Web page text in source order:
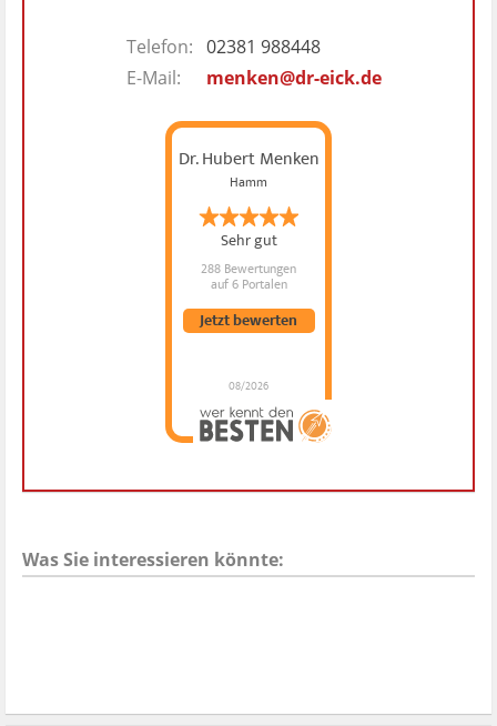
Telefon: 02381 988448
E-Mail:
menken@dr-eick.de
Dr. Hubert Menken
Hamm
Sehr gut
288 Bewertungen
auf 6 Portalen
08/2026
Jetzt bewerten
Dr. Hubert Menken
hat4.88 von5
MenkenBewertungen
Was Sie interessieren könnte: